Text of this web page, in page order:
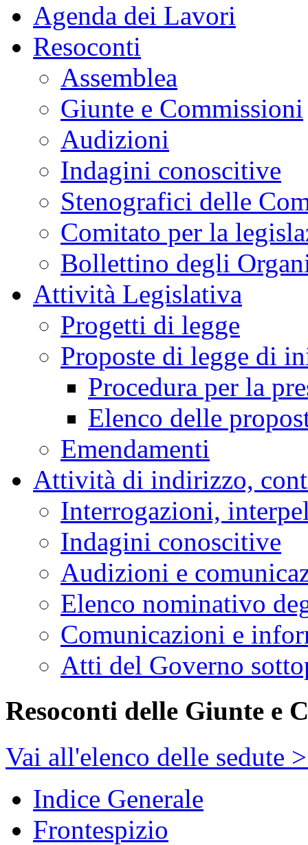
Agenda dei Lavori
Resoconti
Assemblea
Giunte e Commissioni
Audizioni
Indagini conoscitive
Stenografici delle
Comitato per la
Bollettino degli
Attività Legislativa
Progetti di legge
Proposte di legge di
Procedura per la
Elenco delle
Emendamenti
Attività di indirizzo,
Interrogazioni,
Indagini conoscitive
Audizioni e
Elenco nominativo
Comunicazioni e
Atti del Governo
Resoconti delle Giunte e
Vai all'elenco delle sedute
Indice Generale
Frontespizio